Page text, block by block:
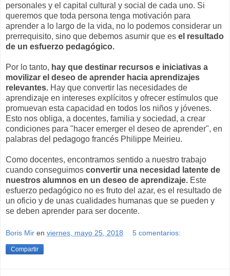
personales y el capital cultural y social de cada uno. Si
queremos que toda persona tenga motivación para
aprender a lo largo de la vida, no lo podemos considerar un
prerrequisito, sino que debemos asumir que es el resultado
de un esfuerzo pedagógico.
Por lo tanto, hay que destinar recursos e iniciativas a
movilizar el deseo de aprender hacia aprendizajes
relevantes. Hay que convertir las necesidades de
aprendizaje en intereses explícitos y ofrecer estímulos que
promuevan esta capacidad en todos los niños y jóvenes.
Esto nos obliga, a docentes, familia y sociedad, a crear
condiciones para "hacer emerger el deseo de aprender", en
palabras del pedagogo francés Philippe Meirieu.
Como docentes, encontramos sentido a nuestro trabajo
cuando conseguimos convertir una necesidad latente de
nuestros alumnos en un deseo de aprendizaje. Este
esfuerzo pedagógico no es fruto del azar, es el resultado de
un oficio y de unas cualidades humanas que se pueden y
se deben aprender para ser docente.
Boris Mir en viernes, mayo 25, 2018 5 comentarios:
Compartir